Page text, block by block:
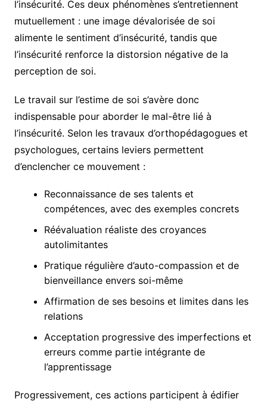
l’insécurité. Ces deux phénomènes s’entretiennent
mutuellement : une image dévalorisée de soi
alimente le sentiment d’insécurité, tandis que
l’insécurité renforce la distorsion négative de la
perception de soi.
Le travail sur l’estime de soi s’avère donc
indispensable pour aborder le mal-être lié à
l’insécurité. Selon les travaux d’orthopédagogues et
psychologues, certains leviers permettent
d’enclencher ce mouvement :
Reconnaissance de ses talents et
compétences, avec des exemples concrets
Réévaluation réaliste des croyances
autolimitantes
Pratique régulière d’auto-compassion et de
bienveillance envers soi-même
Affirmation de ses besoins et limites dans les
relations
Acceptation progressive des imperfections et
erreurs comme partie intégrante de
l’apprentissage
Progressivement, ces actions participent à édifier